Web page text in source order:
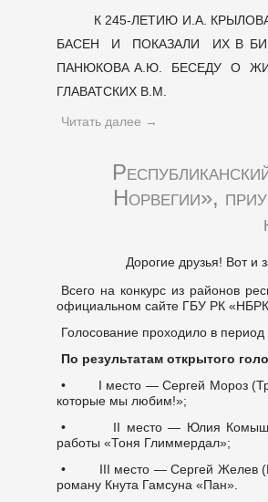
К 245-ЛЕТИЮ И.А.
БАСЕН И ПОКАЗАЛИ ИХ В
ПАНЮКОВА А.Ю. БЕСЕДУ О
ГЛАВАТСКИХ В.М.
Читать далее →
Норвегии»,
Дорогие друзья! Вот и
Всего на конкурс из районов
официальном сайте ГБУ РК
Голосование проходило в
По результатам открытого
• I место — Сергей Мороз
которые мы любим!»;
• II место — Юлия Комышева,
работы «Тоня Глиммердал»;
• III место — Сергей Желев
роману Кнута Гамсуна «Пан».